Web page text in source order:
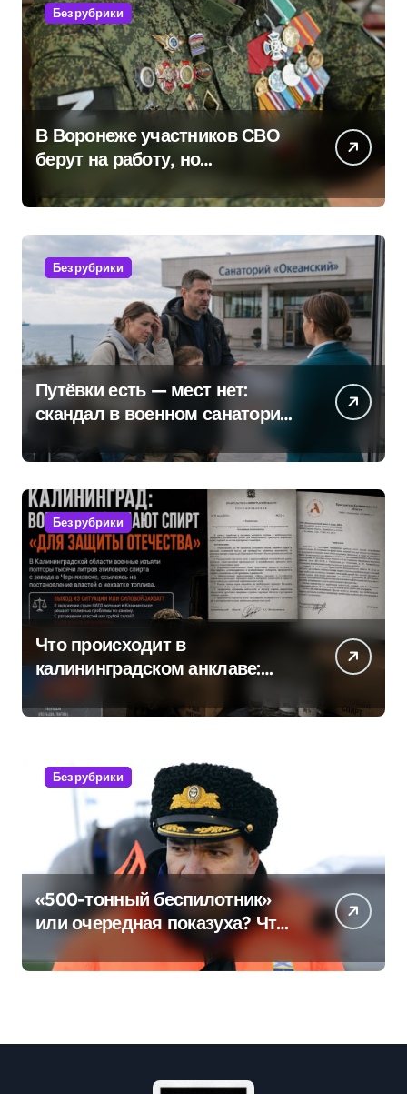
Без рубрики
В Воронеже участников СВО
берут на работу, но
удержаться удаётся не всем
Без рубрики
Путёвки есть — мест нет:
скандал в военном санатории
Без рубрики
Что происходит в
калининградском анклаве:
защиты Отечества»
Без рубрики
«500-тонный беспилотник»
или очередная показуха? Что
скрывает российский ВМФ